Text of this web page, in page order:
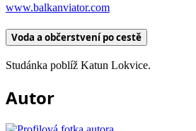
www.balkanviator.com
Voda a občerstvení po cestě
Studánka poblíž Katun Lokvice.
Autor